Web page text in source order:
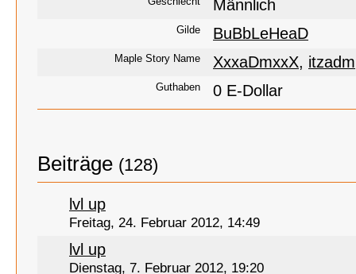
Männlich
Gilde BuBbLeHeaD
Maple Story Name XxxaDmxxX, itzadm
Guthaben 0 E-Dollar
Beiträge (128)
lvl up
Freitag, 24. Februar 2012, 14:49
lvl up
Dienstag, 7. Februar 2012, 19:20